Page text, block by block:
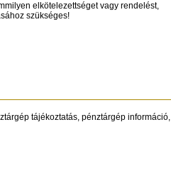
elkötelezettséget vagy rendelést,
szükséges!
tájékoztatás, pénztárgép információ,